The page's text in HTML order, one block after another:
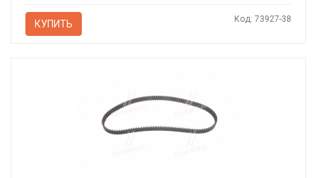
КУПИТЬ Код: 73927-38